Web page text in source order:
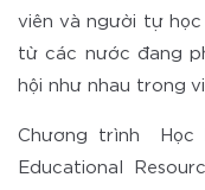
viên và người tự
từ các nước đang
hội như nhau trong
Chương trình Học
Educational